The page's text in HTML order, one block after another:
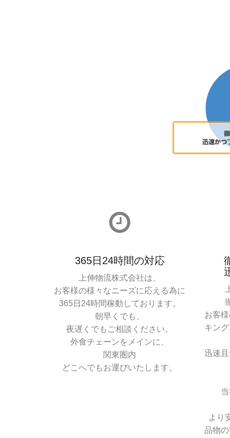
365日24時間の対応
上伸物流株式会社は、
お客様の様々なニーズに応える為に
365日24時間稼動しております。
朝早くでも、
夜遅くでもご相談ください。
外食チェーンをメインに、
関東圏内
どこへでもお運びいたします。
お客
キン
迅速
より
品物